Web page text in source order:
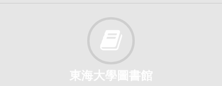
東海大學圖書館